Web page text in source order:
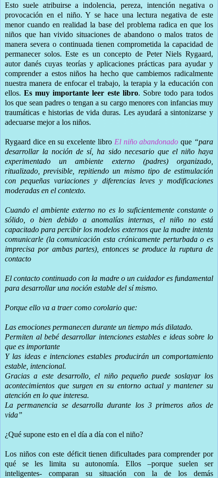
Esto suele atribuirse a indolencia, pereza, intención negativa o
provocación en el niño. Y se hace una lectura negativa de este
menor cuando en realidad la base del problema radica en que los
niños que han vivido situaciones de abandono o malos tratos de
manera severa o continuada tienen comprometida la capacidad de
permanecer solos. Este es un concepto de Peter Niels Rygaard,
autor danés cuyas teorías y aplicaciones prácticas para ayudar y
comprender a estos niños ha hecho que cambiemos radicalmente
nuestra manera de enfocar el trabajo, la terapia y la educación con
ellos.Es muy importante leer este libro. Sobre todo para todos
los que sean padres o tengan a su cargo menores con infancias muy
traumáticas e historias de vida duras. Les ayudará a sintonizarse y
adecuarse mejor a los niños.
Rygaard dice en su excelente libro El niño abandonado que “para
desarrollar la noción de sí, ha sido necesario que el niño haya
experimentado un ambiente externo (padres) organizado,
ritualizado, previsible, repitiendo un mismo tipo de estimulación
con pequeñas variaciones y diferencias leves y modificaciones
moderadas en el contexto.
Cuando el ambiente externo no es lo suficientemente constante o
sólido, o bien debido a anomalías internas, el niño no está
capacitado para percibir los modelos externos que la madre intenta
comunicarle (la comunicación esta crónicamente perturbada o es
imprecisa por ambas partes), entonces se produce la ruptura de
contacto
El contacto continuado con la madre o un cuidador es fundamental
para desarrollar una noción estable del sí mismo.
Porque ello va a traer como corolario que:
Las emociones permanecen durante un tiempo más dilatado.
Permiten al bebé desarrollar intenciones estables e ideas sobre lo
que es importante
Y las ideas e intenciones estables producirán un comportamiento
estable, intencional.
Gracias a este desarrollo, el niño pequeño puede soslayar los
acontecimientos que surgen en su entorno actual y mantener su
atención en lo que interesa.
La permanencia se desarrolla durante los 3 primeros años de
vida”
¿Qué supone esto en el día a día con el niño?
Los niños con este déficit tienen dificultades para comprender por
qué se les limita su autonomía. Ellos –porque suelen ser
inteligentes- comparan su situación con la de los demás